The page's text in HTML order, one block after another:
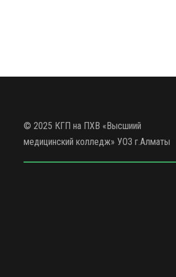
© 2025 КГП на ПХВ «Высшиий
медицинский колледж» УОЗ г.Алматы